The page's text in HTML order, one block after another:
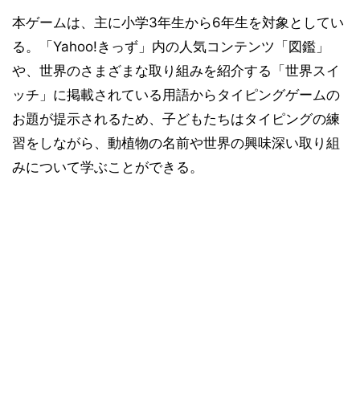
本ゲームは、主に小学3年生から6年生を対象としてい
る。「Yahoo!きっず」内の人気コンテンツ「図鑑」
や、世界のさまざまな取り組みを紹介する「世界スイ
ッチ」に掲載されている用語からタイピングゲームの
お題が提示されるため、子どもたちはタイピングの練
習をしながら、動植物の名前や世界の興味深い取り組
みについて学ぶことができる。